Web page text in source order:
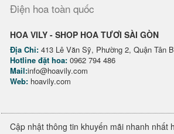
Điện hoa toàn quốc
HOA VILY - SHOP HOA TƯƠI SÀI GÒN
Địa Chỉ: 413 Lê Văn Sỹ, Phường 2, Quận Tân
Hotline đặt hoa: 0962 794 486
Mail:info@hoavily.com
Web: hoavily.com
Cập nhật thông tin khuyến mãi nhanh nhất